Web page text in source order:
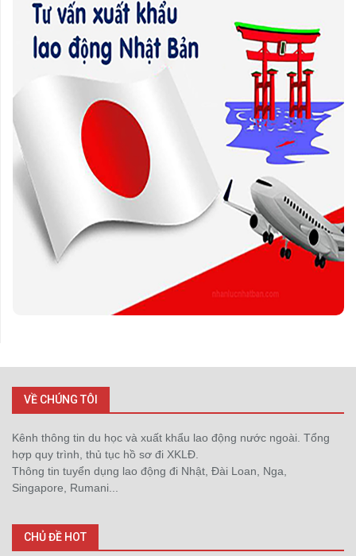
VỀ CHÚNG TÔI
Kênh thông tin du học và xuất khẩu lao động nước ngoài. Tổng
hợp quy trình, thủ tục hồ sơ đi XKLĐ.
Thông tin tuyển dụng lao động đi Nhật, Đài Loan, Nga,
Singapore, Rumani...
CHỦ ĐỀ HOT